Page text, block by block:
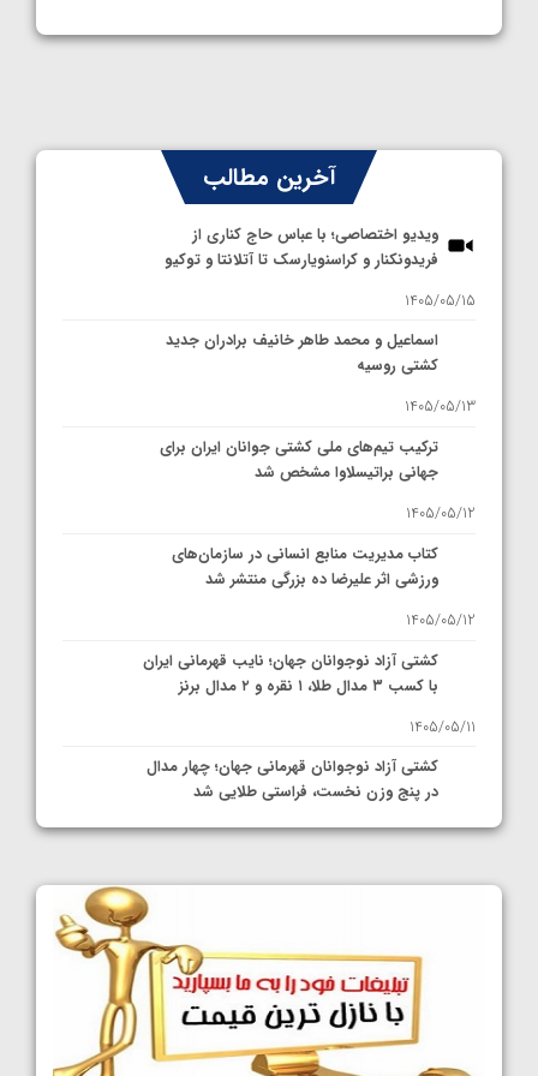
آخرین مطالب
ویدیو اختصاصی؛ با عباس حاج کناری از
فریدونکنار و کراسنویارسک تا آتلانتا و توکیو
1405/05/15
اسماعیل و محمد طاهر خانیف برادران جدید
کشتی روسیه
1405/05/13
ترکیب تیم‌های ملی کشتی جوانان ایران برای
جهانی براتیسلاوا مشخص شد
1405/05/12
کتاب مدیریت منابع انسانی در سازمان‌های
ورزشی اثر علیرضا ده بزرگی منتشر شد
1405/05/12
کشتی آزاد نوجوانان جهان؛ نایب قهرمانی ایران
با کسب ۳ مدال طلا، ۱ نقره و ۲ مدال برنز
1405/05/11
کشتی آزاد نوجوانان قهرمانی جهان؛ چهار مدال
در پنج وزن نخست، فراستی طلایی شد
1405/05/11
کشتی آزاد نوجوانان جهان؛ رقبای نمایندگان
ایران مشخص شدند
1405/05/08